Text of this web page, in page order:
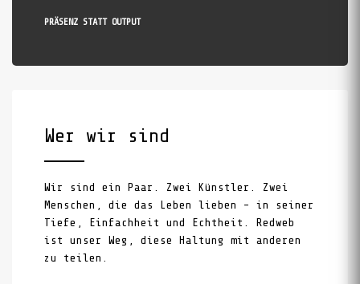
PRÄSENZ STATT OUTPUT
Wer wir sind
Wir sind ein Paar. Zwei Künstler. Zwei
Menschen, die das Leben lieben – in seiner
Tiefe, Einfachheit und Echtheit. Redweb
ist unser Weg, diese Haltung mit anderen
zu teilen.